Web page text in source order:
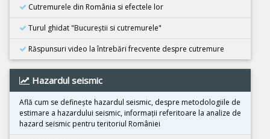
Cutremur M5.5, Bangladesh
02 Noiembrie 2025
25 Octombrie 2025
Cutremur M4.2, Zona seismica Vrancea
25 Octombrie 2025
Cutremur M4.2, Zona seismica Vrancea
22 Octombrie 2025
Cutremur M4.2, Zona seismica Vrancea
Cutremurele din România si efectele lor
Turul ghidat "Bucureştii si cutremurele"
Răspunsuri video la întrebări frecvente despre cutremure
Hazardul seismic
Află cum se defineşte hazardul seismic, despre metodologiile de
estimare a hazardului seismic, informaţii referitoare la analize de
hazard seismic pentru teritoriul României